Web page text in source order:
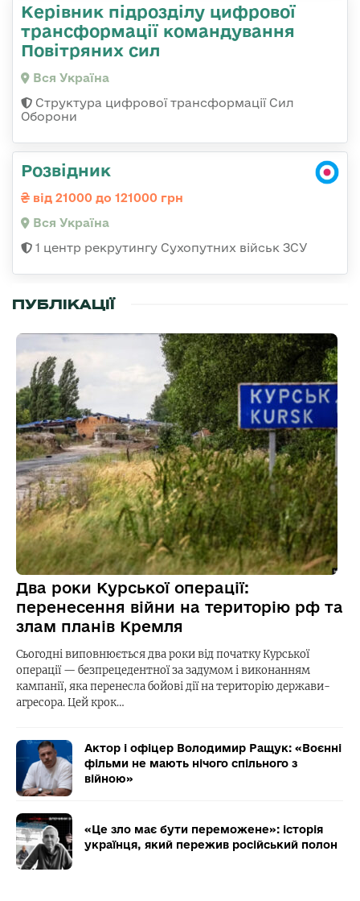
Керівник підрозділу цифрової
трансформації командування
Повітряних сил
Вся Україна
Структура цифрової трансформації Сил
Оборони
Розвідник
від 21000 до 121000 грн
Вся Україна
1 центр рекрутингу Сухопутних військ ЗСУ
ПУБЛІКАЦІЇ
Два роки Курської операції:
перенесення війни на територію рф та
злам планів Кремля
Сьогодні виповнюється два роки від початку Курської
операції — безпрецедентної за задумом і виконанням
кампанії, яка перенесла бойові дії на територію держави-
агресора. Цей крок…
Актор і офіцер Володимир Ращук: «Воєнні
фільми не мають нічого спільного з
війною»
«Це зло має бути переможене»: історія
українця, який пережив російський полон